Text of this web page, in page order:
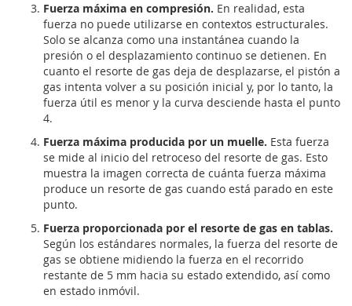
Fuerza máxima en compresión. En realidad, esta
fuerza no puede utilizarse en contextos estructurales.
Solo se alcanza como una instantánea cuando la
presión o el desplazamiento continuo se detienen. En
cuanto el resorte de gas deja de desplazarse, el pistón a
gas intenta volver a su posición inicial y, por lo tanto, la
fuerza útil es menor y la curva desciende hasta el punto
4.
Fuerza máxima producida por un muelle. Esta fuerza
se mide al inicio del retroceso del resorte de gas. Esto
muestra la imagen correcta de cuánta fuerza máxima
produce un resorte de gas cuando está parado en este
punto.
Fuerza proporcionada por el resorte de gas en tablas.
Según los estándares normales, la fuerza del resorte de
gas se obtiene midiendo la fuerza en el recorrido
restante de 5 mm hacia su estado extendido, así como
en estado inmóvil.